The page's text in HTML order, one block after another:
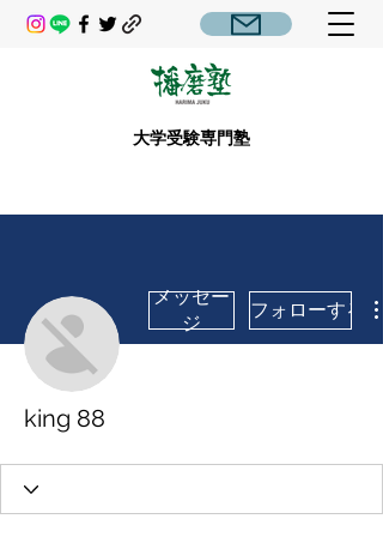
大学受験専門塾
メッセー
ジ
フォローする
king 88